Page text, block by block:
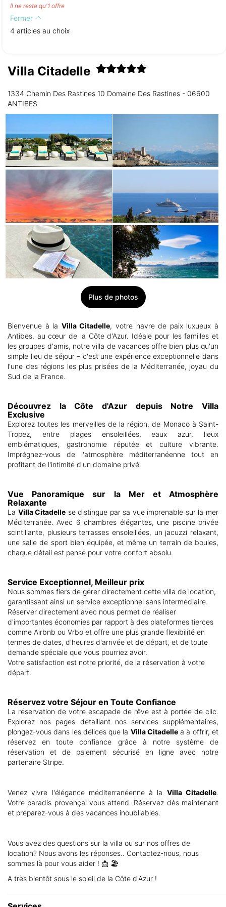
Il ne reste qu'1 offre
Fermer
4 articles au choix
Villa Citadelle
1334 Chemin Des Rastines 10 Domaine Des Rastines - 06600
ANTIBES
Plus de photos
Bienvenue à la Villa Citadelle, votre havre de paix luxueux à
Antibes, au cœur de la Côte d'Azur. Idéale pour les familles et
les groupes d'amis, notre villa de vacances offre bien plus qu'un
simple lieu de séjour – c'est une expérience exceptionnelle dans
l'une des régions les plus prisées de la Méditerranée, joyau du
Sud de la France.
Découvrez la Côte d'Azur depuis Notre Villa
Exclusive
Explorez toutes les merveilles de la région, de Monaco à Saint-
Tropez, entre plages ensoleillées, eaux azur, lieux
emblématiques, gastronomie réputée et culture vibrante.
Imprégnez-vous de l'atmosphère méditerranéenne tout en
profitant de l'intimité d'un domaine privé.
Vue Panoramique sur la Mer et Atmosphère
Relaxante
La Villa Citadelle se distingue par sa vue imprenable sur la mer
Méditerranée. Avec 6 chambres élégantes, une piscine privée
scintillante, plusieurs terrasses ensoleillées, un jacuzzi relaxant,
une salle de sport bien équipée, et même un terrain de boules,
chaque détail est pensé pour votre confort absolu.
Service Exceptionnel, Meilleur prix
Nous sommes fiers de gérer directement cette villa de location,
garantissant ainsi un service exceptionnel sans intermédiaire.
Réserver directement avec nous permet de réaliser
d'importantes économies par rapport à des plateformes tierces
comme Airbnb ou Vrbo et offre une plus grande flexibilité en
termes de dates, d'heures d'arrivée et de départ, et de toute
demande spéciale que vous pourriez avoir.
Votre satisfaction est notre priorité, de la réservation à votre
départ.
Réservez votre Séjour en Toute Confiance
La réservation de votre escapade de rêve est à portée de clic.
Explorez nos pages détaillant nos services supplémentaires,
plongez-vous dans les délices que la Villa Citadellea à offrir, et
réservez en toute confiance grâce à notre système de
réservation et de paiement sécurisé en ligne avec notre
partenaire Stripe.
Venez vivre l'élégance méditerranéenne à la Villa Citadelle.
Votre paradis provençal vous attend. Réservez dès maintenant
et préparez-vous à des vacances inoubliables.
Vous avez des questions sur la villa ou sur nos offres de
location? Nous avons les réponses.. Contactez-nous, nous
sommes là pour vous aider ! 📩 🏖️
A très bientôt sous le soleil de la Côte d'Azur !